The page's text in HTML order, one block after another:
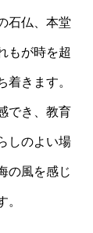
石仏、本堂
もが時を超
着きます。
でき、教育
しのよい場
の風を感じ
。